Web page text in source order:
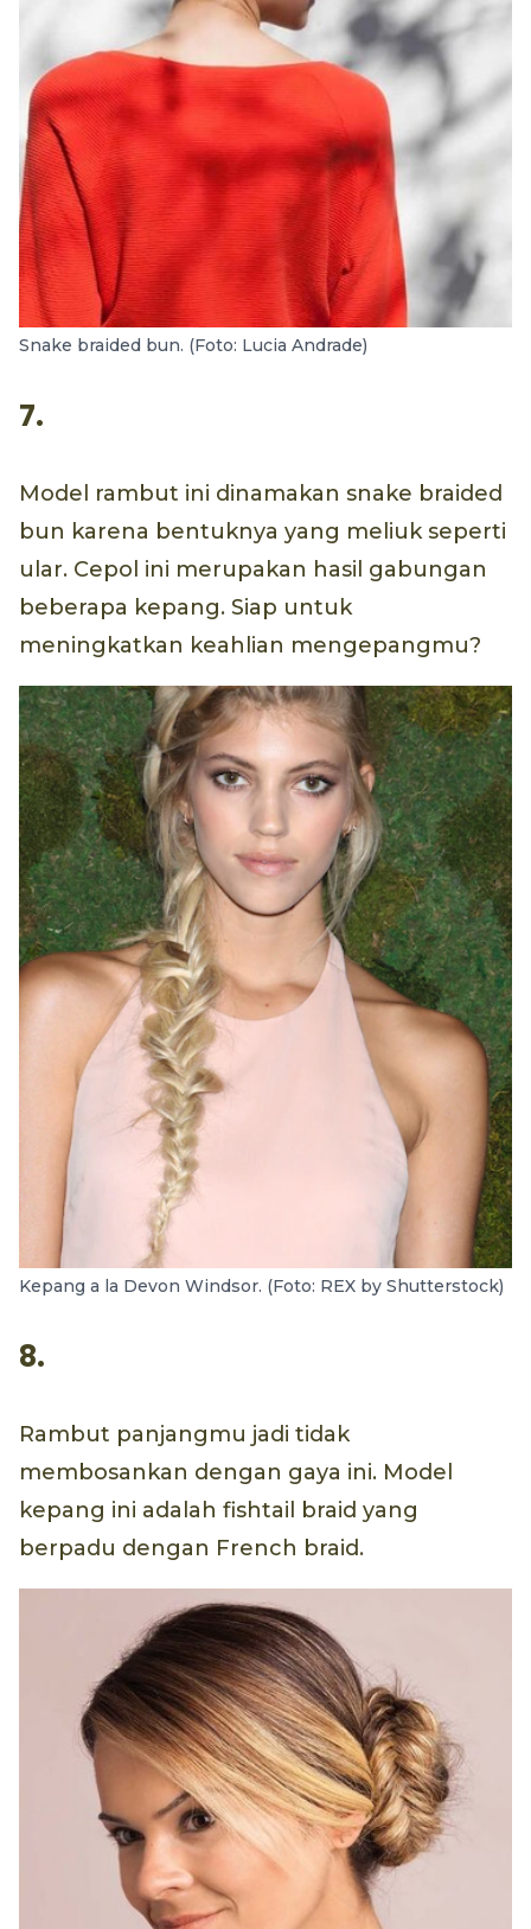
Snake braided bun. (Foto: Lucia Andrade)
7.
Model rambut ini dinamakan snake braided
bun karena bentuknya yang meliuk seperti
ular. Cepol ini merupakan hasil gabungan
beberapa kepang. Siap untuk
meningkatkan keahlian mengepangmu?
Kepang a la Devon Windsor. (Foto: REX by Shutterstock)
8.
Rambut panjangmu jadi tidak
membosankan dengan gaya ini. Model
kepang ini adalah fishtail braid yang
berpadu dengan French braid.